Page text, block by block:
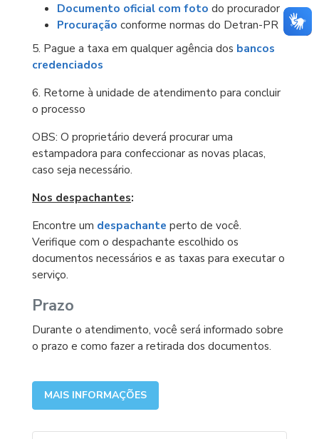
Documento oficial com foto do procurador
Procuração conforme normas do Detran-PR
5. Pague a taxa em qualquer agência dos bancos
credenciados
6. Retorne à unidade de atendimento para concluir
o processo
OBS: O proprietário deverá procurar uma
estampadora para confeccionar as novas placas,
caso seja necessário.
Nos despachantes:
Encontre um despachante perto de você.
Verifique com o despachante escolhido os
documentos necessários e as taxas para executar o
serviço.
Prazo
Durante o atendimento, você será informado sobre
o prazo e como fazer a retirada dos documentos.
MAIS INFORMAÇÕES